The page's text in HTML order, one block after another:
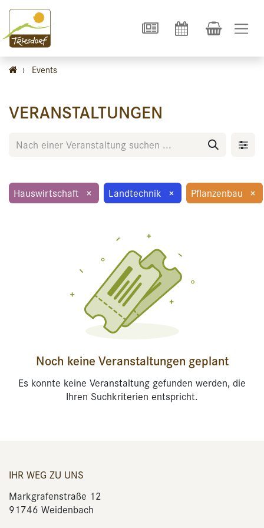
› Events
VERANSTALTUNGEN
Hauswirtschaft × Landtechnik × Pflanzenbau ×
Noch keine Veranstaltungen geplant
Es konnte keine Veranstaltung gefunden werden, die
Ihren Suchkriterien entspricht.
IHR WEG ZU UNS
Markgrafenstraße 12
91746 Weidenbach